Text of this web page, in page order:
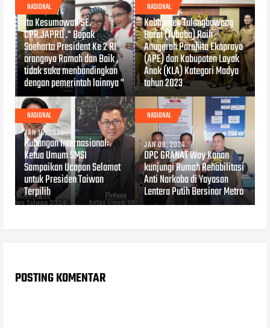
NASIONAL
FEB 03, 2024
Ita Kesumawati SE.
CPR.JAPRD ." Bapak
Soeharto President Ke 2 RI
orangnya Ramah dan Baik ,
tidak suka menbandingkan
dengan pemerintah lainnya "
NASIONAL
JAN 17, 2024
Kabupaten Tulangbawang
Barat (Tubaba) Raih
Anugerah Parahita Ekapraya
(APE) dan Kabupaten Layak
Anak (KLA) Kategori Madya
tahun 2023
NASIONAL
JAN 16, 2024
Hubungan Internasional:
Ketua Umum SMSI
Sampaikan Ucapan Selamat
untuk Presiden Taiwan
Terpilih
NASIONAL
JAN 09, 2024
DPC GRANAT Way Kanan
kunjungi Rumah Rehabilitasi
Anti Narkoba di Yayasan
Lentera Putih Bersinar Metro
POSTING KOMENTAR